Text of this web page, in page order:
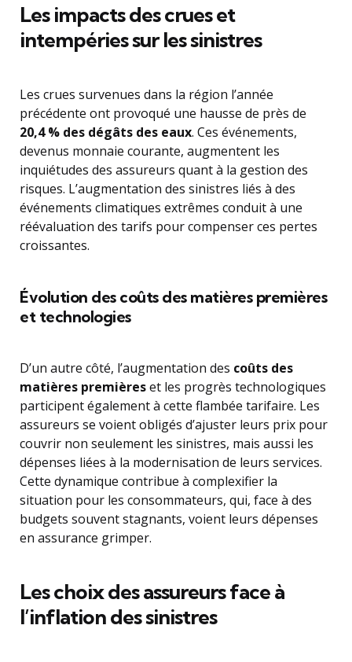
Les impacts des crues et
intempéries sur les sinistres
Les crues survenues dans la région l’année
précédente ont provoqué une hausse de près de
20,4 % des dégâts des eaux. Ces événements,
devenus monnaie courante, augmentent les
inquiétudes des assureurs quant à la gestion des
risques. L’augmentation des sinistres liés à des
événements climatiques extrêmes conduit à une
réévaluation des tarifs pour compenser ces pertes
croissantes.
Évolution des coûts des matières premières
et technologies
D’un autre côté, l’augmentation des coûts des
matières premièreset les progrès technologiques
participent également à cette flambée tarifaire. Les
assureurs se voient obligés d’ajuster leurs prix pour
couvrir non seulement les sinistres, mais aussi les
dépenses liées à la modernisation de leurs services.
Cette dynamique contribue à complexifier la
situation pour les consommateurs, qui, face à des
budgets souvent stagnants, voient leurs dépenses
en assurance grimper.
Les choix des assureurs face à
l’inflation des sinistres